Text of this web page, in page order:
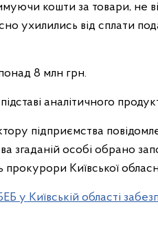
кошти за товари, не
ухилились від сплати
8 млн грн.
аналітичного
підприємства
особі обрано
Київської
у Київській області